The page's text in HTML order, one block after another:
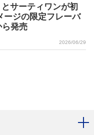
とサーティワンが初
ージの限定フレーバ
発売
2026/06/29